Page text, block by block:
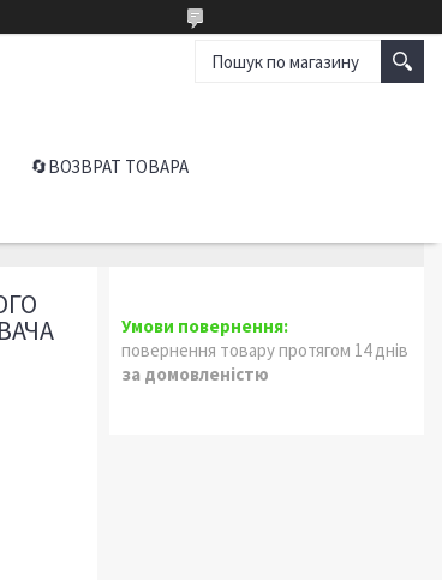
🔄ВОЗВРАТ ТОВАРА
повернення товару протягом 14 днів
за домовленістю